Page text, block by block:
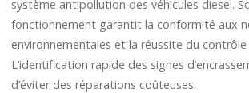
système antipollution des véhicules diesel.
fonctionnement garantit la conformité aux
environnementales et la réussite du contrôle
L’identification rapide des signes
d’éviter des réparations coûteuses.